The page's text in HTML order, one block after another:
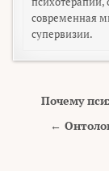
современная
супервизии.
Почему
←